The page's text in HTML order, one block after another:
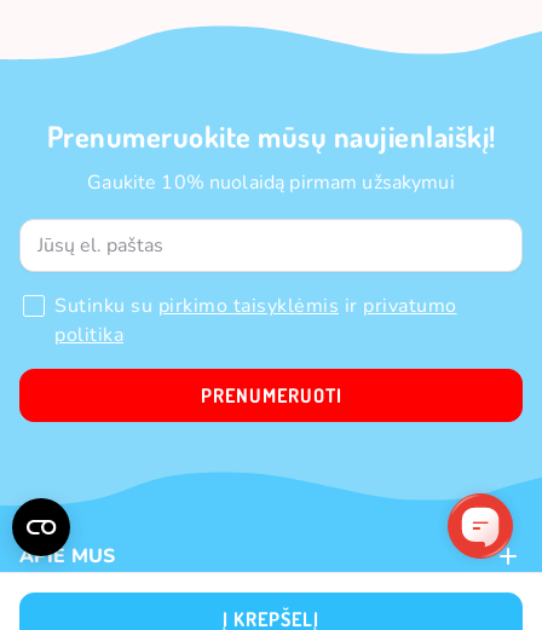
Į KREPŠELĮ
Prenumeruokite mūsų naujienlaiškį!
Gaukite 10% nuolaidą pirmam užsakymui
Sutinku su pirkimo taisyklėmis ir privatumo
politika
PRENUMERUOTI
APIE MUS